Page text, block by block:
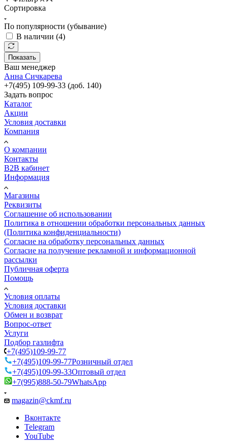
Сортировка
По популярности (убывание)
В наличии (4)
Показать
Ваш менеджер
Анна Сичкарева
+7(495) 109-99-33 (доб. 140)
Задать вопрос
Каталог
Акции
Условия доставки
Компания
О компании
Контакты
B2B кабинет
Информация
Магазины
Реквизиты
Соглашение об использовании
Политика в отношении обработки персональных данных
(Политика конфиденциальности)
Согласие на обработку персональных данных
Согласие на получение рекламной и информационной
рассылки
Публичная оферта
Помощь
Условия оплаты
Условия доставки
Обмен и возврат
Вопрос-ответ
Услуги
Подбор газлифта
+7(495)109-99-77
+7(495)109-99-77Розничный отдел
+7(495)109-99-33Оптовый отдел
+7(995)888-50-79WhatsApp
magazin@ckmf.ru
Вконтакте
Telegram
YouTube